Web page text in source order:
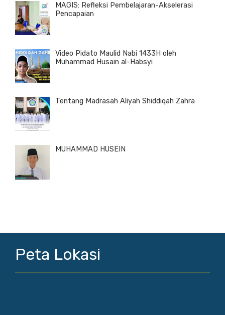
MAGIS: Refleksi Pembelajaran-Akselerasi
Pencapaian
Video Pidato Maulid Nabi 1433H oleh
Muhammad Husain al-Habsyi
Tentang Madrasah Aliyah Shiddiqah Zahra
MUHAMMAD HUSEIN
Peta Lokasi